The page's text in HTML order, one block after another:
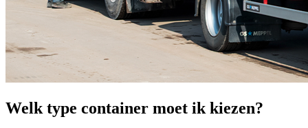
Welk type container moet ik kiezen?